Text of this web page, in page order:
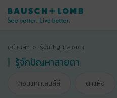
หน้าหลัก รู้จักปัญหาสายตา
รู้จักปัญหาสายตา
คอนแทคเลนส์สี ตาแห้ง